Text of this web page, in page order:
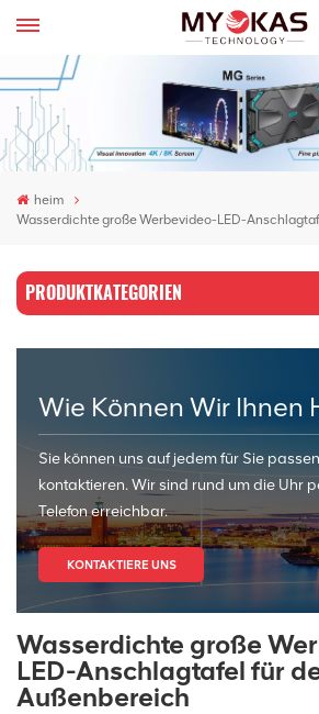
heim
Wasserdichte große Werbevideo-LED-
PRODUKTKATEGORIEN
Wie Können Wir Ihnen
Sie können uns auf jedem für Sie
kontaktieren. Wir sind rund um die Uhr
Telefon erreichbar.
KONTAKTIERE UNS
Wasserdichte große
LED-Anschlagtafel für
Außenbereich